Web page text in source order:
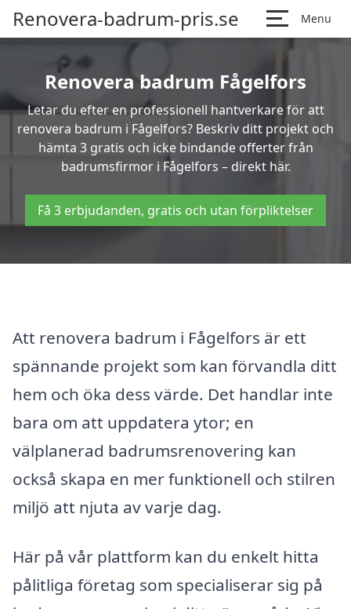
Renovera-badrum-pris.se Menu
Renovera badrum Fågelfors
Letar du efter en professionell hantverkare för att
renovera badrum i Fågelfors? Beskriv ditt projekt och
hämta 3 gratis och icke bindande offerter från
badrumsfirmor i Fågelfors – direkt här.
Få 3 erbjudanden, gratis och utan förpliktelser
Att renovera badrum i Fågelfors är ett
spännande projekt som kan förvandla ditt
hem och öka dess värde. Det handlar inte
bara om att uppdatera ytor; en
välplanerad badrumsrenovering kan
också skapa en mer funktionell och stilren
miljö att njuta av varje dag.
Här på vår plattform kan du enkelt hitta
pålitliga företag som specialiserar sig på